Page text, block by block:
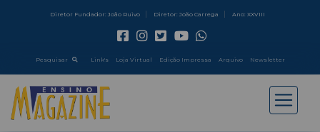
Diretor Fundador: João Ruivo Diretor: João Carrega Ano: XXVIII
Pesquisar Link's Loja Virtual Edição Impressa Arquivo Newsletter